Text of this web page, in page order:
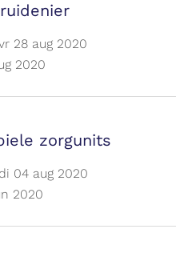
28 aug 2020
2020
zorgunits
di 04 aug 2020
2020